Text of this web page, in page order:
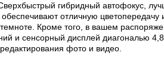
гибридный автофокус,
отличную
Кроме того, в вашем
и сенсорный дисплей диагональю
фото и видео.